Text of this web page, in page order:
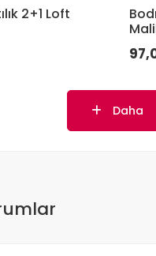
2+1 Loft
Daha